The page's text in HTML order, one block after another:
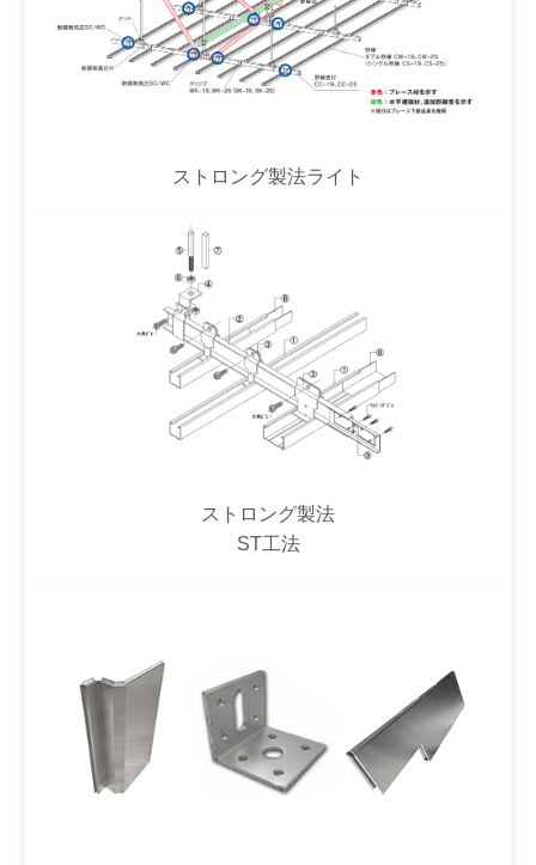
ストロング製法ライト
ストロング製法
ST工法